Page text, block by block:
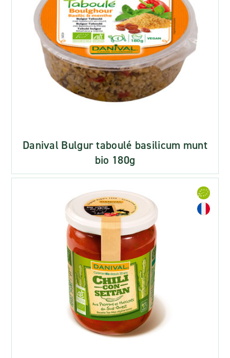
Danival Bulgur taboulé basilicum munt
bio 180g